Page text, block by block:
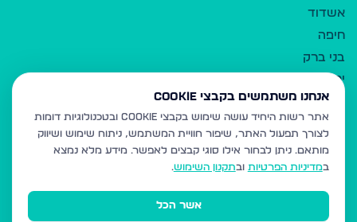
אשדוד
חיפה
בני ברק
ירושלים
אלעד
גבעת זאב
בית שמש
רכסים
מודיעין עילית
אנחנו משתמשים בקבצי Cookie
אתר רשות היחיד עושה שימוש בקבצי Cookie ובטכנולוגיות דומות
לצורך תפעול האתר, שיפור חוויית המשתמש, ניתוח שימוש ושיווק
מותאם. ניתן לבחור אילו סוגי קבצים לאפשר. מידע מלא נמצא
במדיניות הפרטיות ובתקנון השימוש.
אשר הכל